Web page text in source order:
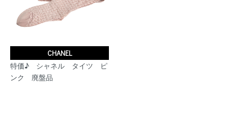
CHANEL
特価♪ シャネル タイツ ピ
ンク 廃盤品